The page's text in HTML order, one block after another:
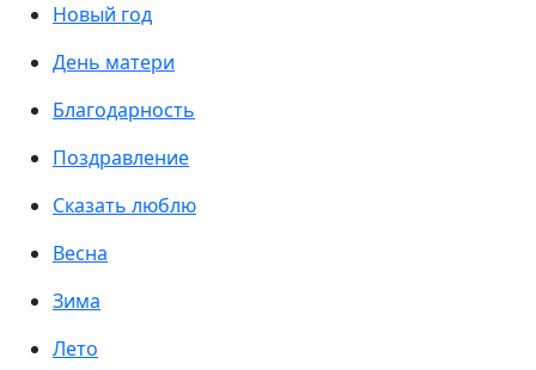
Новый год
День матери
Благодарность
Поздравление
Сказать люблю
Весна
Зима
Лето